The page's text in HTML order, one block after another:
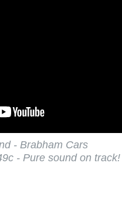
- Brabham Cars
- Pure sound on track!